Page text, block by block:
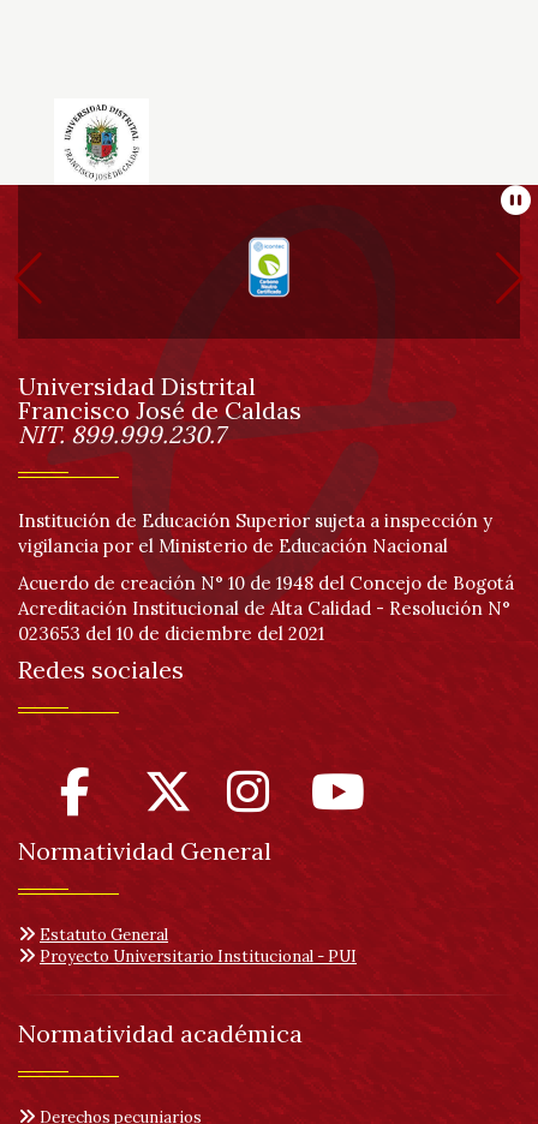
Información
pie
de
página
Información
Universidad Distrital
Francisco José de Caldas
NIT. 899.999.230.7
Institución de Educación Superior sujeta a inspección y
vigilancia por el Ministerio de Educación Nacional
Acuerdo de creación N° 10 de 1948 del Concejo de Bogotá
Acreditación Institucional de Alta Calidad - Resolución N°
023653 del 10 de diciembre del 2021
Redes sociales
Normatividad General
Estatuto General
Proyecto Universitario Institucional - PUI
Normatividad académica
Derechos pecuniarios